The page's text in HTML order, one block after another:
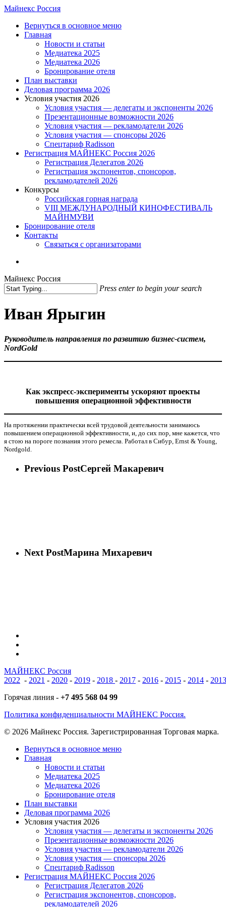
Skip
main
content
Майнекс Россия
Menu
Вернуться в основное меню
Главная
Новости и статьи
Медиатека 2025
Медиатека 2026
Бронирование отеля
План выставки
Деловая программа 2026
Условия участия 2026
Условия участия — делегаты и экспоненты 2026
Презентационные возможности 2026
Условия участия — рекламодатели 2026
Условия участия — спонсоры 2026
Спецтариф Radisson
Регистрация МАЙНЕКС Россия 2026
Регистрация Делегатов 2026
Регистрация экспонентов, спонсоров,
рекламодателей 2026
Конкурсы
Российская горная награда
VIII МЕЖДУНАРОДНЫЙ КИНОФЕСТИВАЛЬ
МАЙНМУВИ
Бронирование отеля
Контакты
Связаться с организаторами
Майнекс Россия
Press enter to begin your search
Search
Иван Ярыгин
Руководитель направления по развитию бизнес-систем,
NordGold
Как экспресс-эксперименты ускоряют проекты
повышения операционной эффективности
На протяжении практически всей трудовой деятельности занимаюсь
повышением операционной эффективности, и, до сих пор, мне кажется, что
я стою на пороге познания этого ремесла. Работал в Сибур, Ernst & Young,
Nordgold.
Previous PostСергей Макаревич
Next PostМарина Михаревич
МАЙНЕКС Россия
2022 - 2021 - 2020 - 2019 - 2018 - 2017 - 2016 - 2015 - 2014 - 2013
Горячая линия - +7 495 568 04 99
Политика конфиденциальности МАЙНЕКС Россия.
© 2026 Майнекс Россия. Зарегистрированная Торговая марка.
Close
Menu
Вернуться в основное меню
Главная
Новости и статьи
Медиатека 2025
Медиатека 2026
Бронирование отеля
План выставки
Деловая программа 2026
Условия участия 2026
Условия участия — делегаты и экспоненты 2026
Презентационные возможности 2026
Условия участия — рекламодатели 2026
Условия участия — спонсоры 2026
Спецтариф Radisson
Регистрация МАЙНЕКС Россия 2026
Регистрация Делегатов 2026
Регистрация экспонентов, спонсоров,
рекламодателей 2026